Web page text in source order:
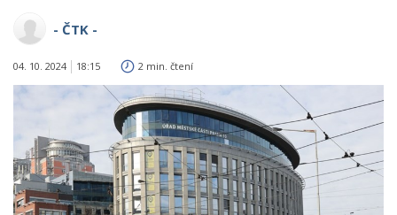
- ČTK -
04. 10. 2024 18:15 2 min. čtení